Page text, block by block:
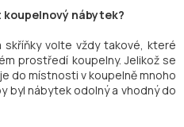
nábytek?
skříňky volte vždy takové, které
prostředí koupelny. Jelikož se
do místnosti v koupelně mnoho
byl nábytek odolný a vhodný do